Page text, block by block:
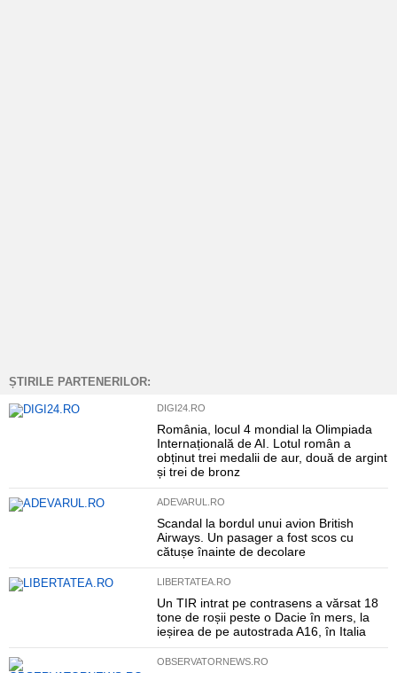
ȘTIRILE PARTENERILOR:
DIGI24.RO
România, locul 4 mondial la Olimpiada
Internațională de AI. Lotul român a
obținut trei medalii de aur, două de argint
și trei de bronz
ADEVARUL.RO
Scandal la bordul unui avion British
Airways. Un pasager a fost scos cu
cătușe înainte de decolare
LIBERTATEA.RO
Un TIR intrat pe contrasens a vărsat 18
tone de roșii peste o Dacie în mers, la
ieșirea de pe autostrada A16, în Italia
OBSERVATORNEWS.RO